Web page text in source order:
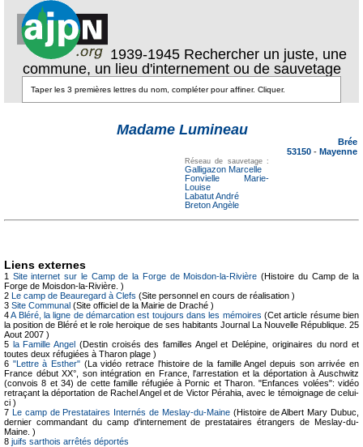
1939-1945 Rechercher un juste, une
commune, un lieu d'internement ou de sauvetage
Madame Lumineau
Brée
53150 - Mayenne
Réseau de sauvetage :
Galligazon Marcelle
Fonvielle Marie-
Louise
Labatut André
Breton Angèle
Liens externes
1 Site internet sur le Camp de la Forge de Moisdon-la-Rivière (Histoire du Camp de la
Forge de Moisdon-la-Rivière. )
2 Le camp de Beauregard à Clefs (Site personnel en cours de réalisation )
3 Site Communal (Site officiel de la Mairie de Draché )
4A Bléré, la ligne de démarcation est toujours dans les mémoires (Cet article résume bien
la position de Bléré et le role heroique de ses habitants Journal La Nouvelle République. 25
Aout 2007 )
5 la Famille Angel (Destin croisés des familles Angel et Delépine, originaires du nord et
toutes deux réfugiées à Tharon plage )
6 "Lettre à Esther" (La vidéo retrace l'histoire de la famille Angel depuis son arrivée en
France début XX°, son intégration en France, l'arrestation et la déportation à Auschwitz
(convois 8 et 34) de cette famille réfugiée à Pornic et Tharon. "Enfances volées": vidéo
retraçant la déportation de Rachel Angel et de Victor Pérahia, avec le témoignage de celui-
ci )
7 Le camp de Prestataires Internés de Meslay-du-Maine(Histoire de Albert Mary Dubuc,
dernier commandant du camp d'internement de prestataires étrangers de Meslay-du-
Maine. )
8 juifs sarthois arrêtés déportés